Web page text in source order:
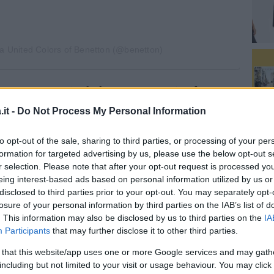
- Do Not Process My Personal Information
opt-out of the sale, sharing to third parties, or processing of your
for targeted advertising by us, please use the below opt-out
selection. Please note that after your opt-out request is processed
interest-based ads based on personal information utilized by us
to third parties prior to your opt-out. You may separately
of your personal information by third parties on the IAB’s list of
This information may also be disclosed by us to third parties on the
Participants that may further disclose it to other third parties.
that this website/app uses one or more Google services and may
but not limited to your visit or usage behaviour. You may
Ninna Nannainclude tute con motivologo
cappuccio e con l’hijabcome passepartout,
sul suo profiloInstagramuna foto dove
case italiane, il pop nelle strade,
moda. È per questo che nel gioco siamo
pare.#unitedcolorsofghali è per tutte le
fino ai genitori, trasversale come
mio”.